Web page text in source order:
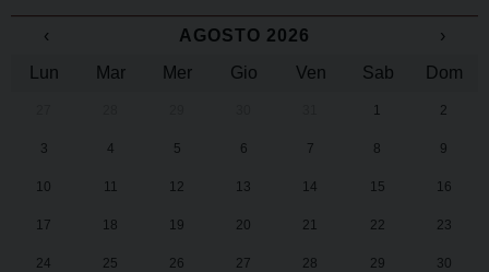
‹ AGOSTO 2026
›
Lun
Mar Mer Gio Ven Sab Dom
1 2
3 4 5 6 7 8 9
10 11 12 13 14 15 16
17 18 19 20 21 22 23
24 25 26 27 28 29 30